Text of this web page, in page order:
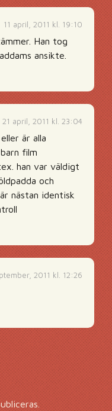
11 april, 2011 kl. 19:10
Han tog
ansikte.
21 april, 2011 kl. 23:04
är alla
film
han var väldigt
och
nästan identisk
2011 kl. 12:26